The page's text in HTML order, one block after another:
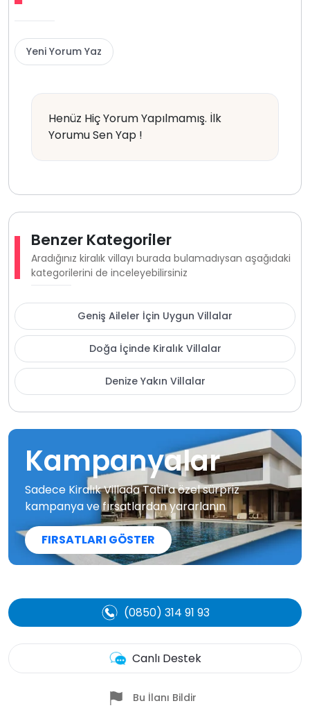
Yeni Yorum Yaz
Henüz Hiç Yorum Yapılmamış. İlk
Yorumu Sen Yap !
Benzer Kategoriler
Aradığınız kiralık villayı burada bulamadıysan aşağıdaki
kategorilerini de inceleyebilirsiniz
Geniş Aileler İçin Uygun Villalar
Doğa İçinde Kiralık Villalar
Denize Yakın Villalar
Kampanyalar
Sadece Kiralık Villada Tatil'a özel sürpriz
kampanya ve fırsatlardan yararlanın
FIRSATLARI GÖSTER
(0850) 314 91 93
Canlı Destek
Bu İlanı Bildir